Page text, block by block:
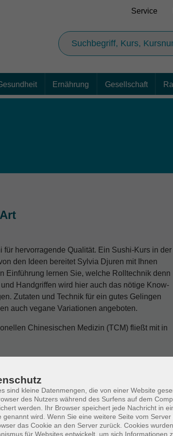
Service
Ernährung Gesellschaft
für hervorragende Qualität. Ein Sushi-Kurs in der
den Ideen bereitet Sylvia Djuren mit Ihnen
Einführung lernen Sie, welche Rolltechnik denn
Handgriffen wird hier auch das nötige Know-
Zutaten und Technik für ein gutes Gelingen
auch vegane Variationen angeboten.
Chinesischen Medizin (TCM) fließt mit in
eine Lebensmittelumlage zu
der Anmeldung. Falls Sie an einem Termin
(0441 92391-50) bitte spätestens
Sie die anteilige Kursgebühr erstattet.
sind kleine Datenmengen, die von einer Website
des Nutzers während des Surfens auf dem
werden. Ihr Browser speichert jede Nachricht in
genannt wird. Wenn Sie eine weitere Seite vom
das Cookie an den Server zurück. Cookies
für Websites entwickelt, um sich Informationen